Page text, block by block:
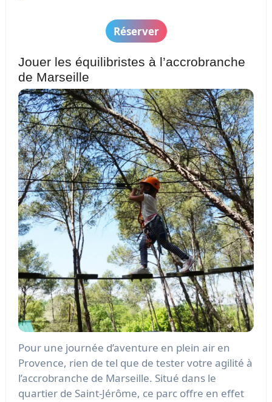
Réserver
Jouer les équilibristes à l’accrobranche
de Marseille
Pour une journée d’aventure en plein air en
Provence, rien de tel que de tester votre agilité à
l’accrobranche de Marseille. Situé dans le
quartier de Saint-Jérôme, ce parc offre en effet